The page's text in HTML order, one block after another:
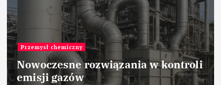
Przemysł chemiczny
Nowoczesne rozwiązania w kontroli
emisji gazów